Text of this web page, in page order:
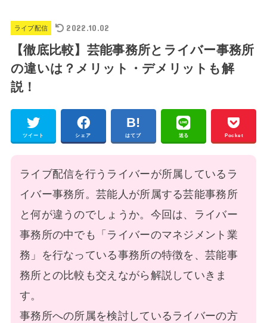
ライブ配信 2022.10.02
【徹底比較】芸能事務所とライバー事務所
の違いは？メリット・デメリットも解
説！
ツイート シェア はてブ 送る Pocket
ライブ配信を行うライバーが所属しているラ
イバー事務所。芸能人が所属する芸能事務所
と何が違うのでしょうか。今回は、ライバー
事務所の中でも「ライバーのマネジメント業
務」を行なっている事務所の特徴を、芸能事
務所との比較も交えながら解説していきま
す。
事務所への所属を検討しているライバーの方